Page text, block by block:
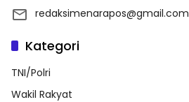
redaksimenarapos@gmail.com
Kategori
TNI/Polri
Wakil Rakyat